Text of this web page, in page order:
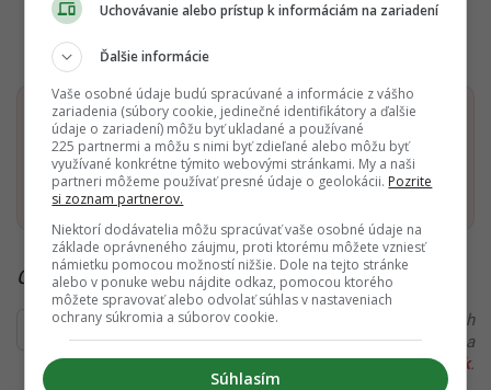
Dostaň Startitup do svojich Google odporúčaní
Pridať ako preferovaný zdroj
Startitup, odkaz sa otvorí v
Čítaj viac z kategórie:Zo Slovenska
Ďakujeme, že čítaš Startitup. V prípade, že máš postreh
alebo si našiel v článku chybu, napíš nám na
redakcia@startitup.sk.
Uchovávanie alebo prístup k informáciám na zariadení
Ďalšie informácie
Vaše osobné údaje budú spracúvané a informácie z vášho
zariadenia (súbory cookie, jedinečné identifikátory a ďalšie
údaje o zariadení) môžu byť ukladané a používané
225 partnermi a môžu s nimi byť zdieľané alebo môžu byť
využívané konkrétne týmito webovými stránkami. My a naši
partneri môžeme používať presné údaje o geolokácii. Pozrite
si zoznam partnerov.
Niektorí dodávatelia môžu spracúvať vaše osobné údaje na
základe oprávneného záujmu, proti ktorému môžete vzniesť
námietku pomocou možností nižšie. Dole na tejto stránke
alebo v ponuke webu nájdite odkaz, pomocou ktorého
môžete spravovať alebo odvolať súhlas v nastaveniach
ochrany súkromia a súborov cookie.
Súhlasím